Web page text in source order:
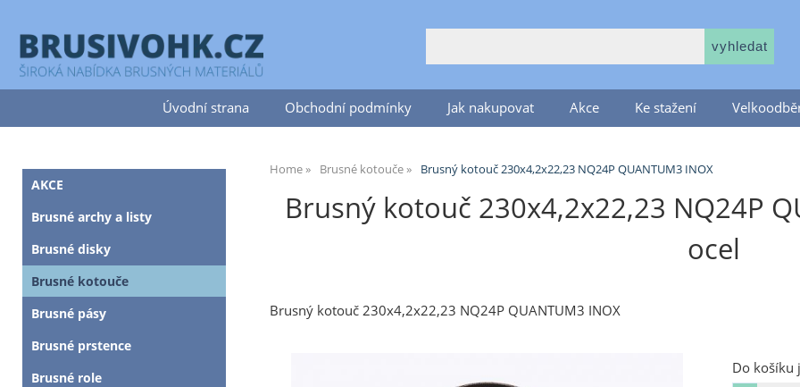
Úvodní strana Obchodní podmínky Jak nakupovat Akce Ke stažení
Home Brusné kotouče Brusný kotouč 230x4,2x22,23 NQ24P QUANTUM3 INOX
Brusný kotouč 230x4,2x22,23 NQ24P
ocel
Brusný kotouč 230x4,2x22,23 NQ24P QUANTUM3 INOX
Do košíku
AKCE
Brusné archy a listy
Brusné disky
Brusné kotouče
Brusné pásy
Brusné prstence
Brusné role